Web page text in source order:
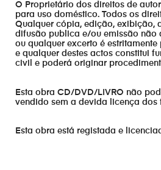
O Proprietário dos direitos de
para uso doméstico. Todos os
Qualquer cópia, edição, exibição,
difusão publica e/ou emissão não
ou qualquer excerto é estritamente
e qualquer destes actos constitui
civil e poderá originar
Esta obra CD/DVD/LIVRO não
vendido sem a devida licença dos
Esta obra está registada e